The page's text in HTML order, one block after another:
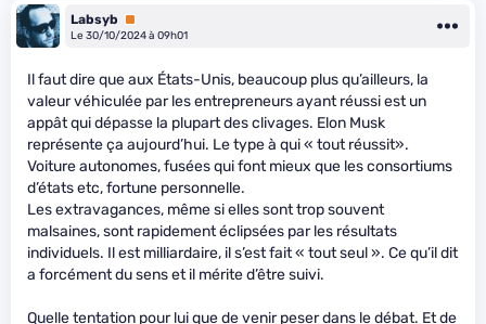
Labsyb
Premium
Le 30/10/2024 à 09h01
Il faut dire que aux États-Unis, beaucoup plus qu’ailleurs, la
valeur véhiculée par les entrepreneurs ayant réussi est un
appât qui dépasse la plupart des clivages. Elon Musk
représente ça aujourd’hui. Le type à qui « tout réussit».
Voiture autonomes, fusées qui font mieux que les consortiums
d’états etc, fortune personnelle.
Les extravagances, même si elles sont trop souvent
malsaines, sont rapidement éclipsées par les résultats
individuels. Il est milliardaire, il s’est fait « tout seul ». Ce qu’il dit
a forcément du sens et il mérite d’être suivi.
Quelle tentation pour lui que de venir peser dans le débat. Et de